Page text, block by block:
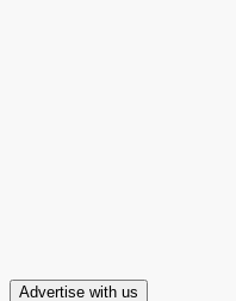
Advertise with us